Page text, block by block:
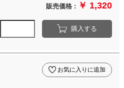
販売価格 : ￥ 1,320
購入する
お気に入りに追加